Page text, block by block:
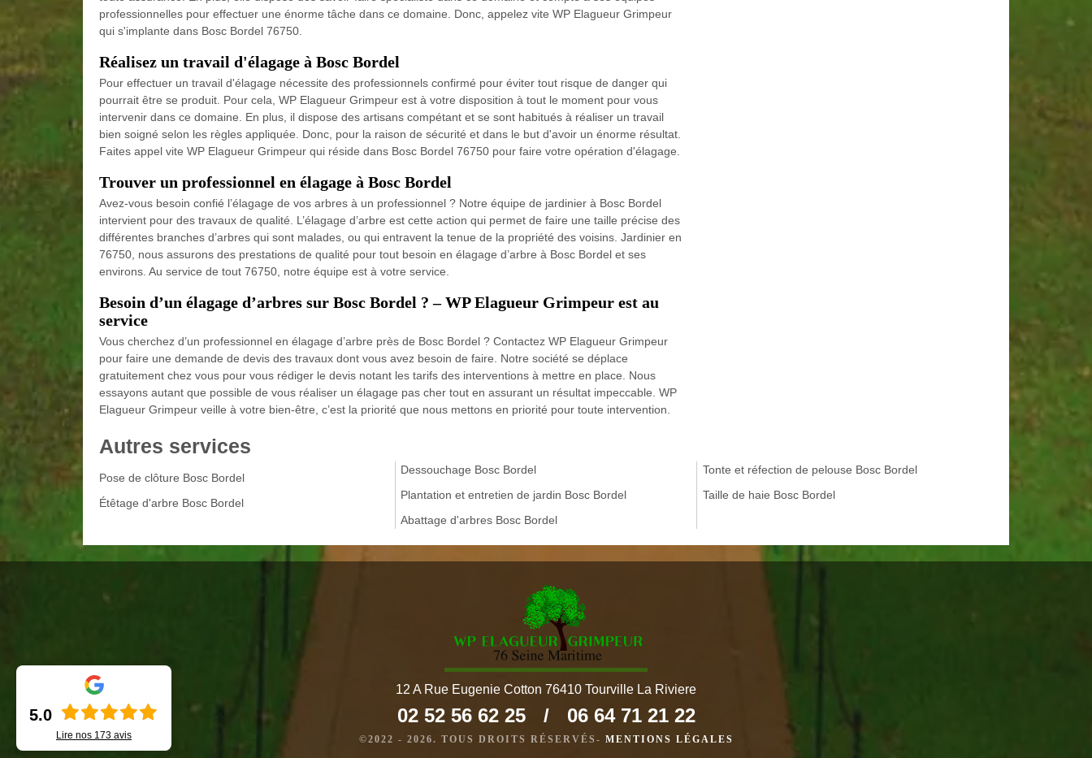
professionnelles pour effectuer une énorme tâche dans ce domaine. Donc, appelez vite WP Elagueur Grimpeur
qui s'implante dans Bosc Bordel 76750.
Réalisez un travail d'élagage à Bosc Bordel
Pour effectuer un travail d'élagage nécessite des professionnels confirmé pour éviter tout risque de danger qui
pourrait être se produit. Pour cela, WP Elagueur Grimpeur est à votre disposition à tout le moment pour vous
intervenir dans ce domaine. En plus, il dispose des artisans compétant et se sont habitués à réaliser un travail
bien soigné selon les règles appliquée. Donc, pour la raison de sécurité et dans le but d'avoir un énorme résultat.
Faites appel vite WP Elagueur Grimpeur qui réside dans Bosc Bordel 76750 pour faire votre opération d'élagage.
Trouver un professionnel en élagage à Bosc Bordel
Avez-vous besoin confié l’élagage de vos arbres à un professionnel ? Notre équipe de jardinier à Bosc Bordel
intervient pour des travaux de qualité. L’élagage d’arbre est cette action qui permet de faire une taille précise des
différentes branches d’arbres qui sont malades, ou qui entravent la tenue de la propriété des voisins. Jardinier en
76750, nous assurons des prestations de qualité pour tout besoin en élagage d’arbre à Bosc Bordel et ses
environs. Au service de tout 76750, notre équipe est à votre service.
Besoin d’un élagage d’arbres sur Bosc Bordel ? – WP Elagueur Grimpeur est au
service
Vous cherchez d’un professionnel en élagage d’arbre près de Bosc Bordel ? Contactez WP Elagueur Grimpeur
pour faire une demande de devis des travaux dont vous avez besoin de faire. Notre société se déplace
gratuitement chez vous pour vous rédiger le devis notant les tarifs des interventions à mettre en place. Nous
essayons autant que possible de vous réaliser un élagage pas cher tout en assurant un résultat impeccable. WP
Elagueur Grimpeur veille à votre bien-être, c’est la priorité que nous mettons en priorité pour toute intervention.
Autres services
Pose de clôture Bosc Bordel
Étêtage d'arbre Bosc Bordel
Dessouchage Bosc Bordel
Plantation et entretien de jardin Bosc Bordel
Abattage d'arbres Bosc Bordel
Tonte et réfection de pelouse Bosc Bordel
Taille de haie Bosc Bordel
12 A Rue Eugenie Cotton 76410 Tourville La Riviere
02 52 56 62 25 / 06 64 71 21 22
©2022 - 2026. TOUS DROITS RÉSERVÉS- MENTIONS LÉGALES
5.0
Lire nos 173 avis